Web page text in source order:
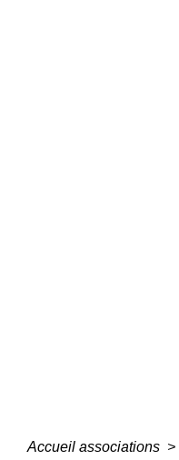
Accueil associations >